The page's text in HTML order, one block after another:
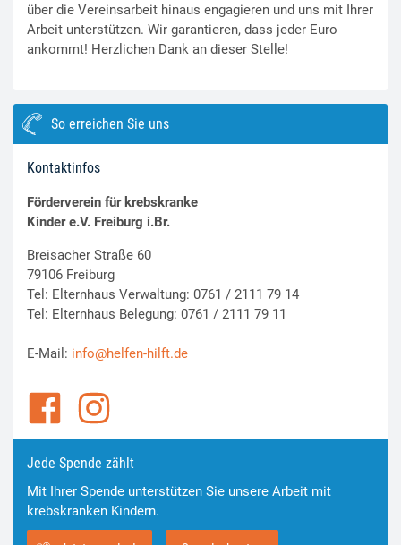
über die Vereinsarbeit hinaus engagieren und uns mit Ihrer
Arbeit unterstützen. Wir garantieren, dass jeder Euro
ankommt! Herzlichen Dank an dieser Stelle!
So erreichen Sie uns
Kontaktinfos
Förderverein für krebskranke
Kinder e.V. Freiburg i.Br.
Breisacher Straße 60
79106 Freiburg
Tel: Elternhaus Verwaltung: 0761 / 2111 79 14
Tel: Elternhaus Belegung: 0761 / 2111 79 11
E-Mail: info@helfen-hilft.de
Jede Spende zählt
Mit Ihrer Spende unterstützen Sie unsere Arbeit mit
krebskranken Kindern.